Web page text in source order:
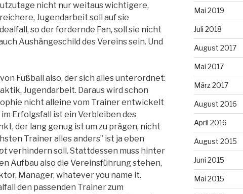
nicht nur weitaus wichtigere,
Jugendarbeit soll auf sie
so der fordernde Fan, soll sie nicht
Aushängeschild des Vereins sein. Und
Fußball also, der sich alles unterordnet:
Jugendarbeit. Daraus wird schon
nicht alleine vom Trainer entwickelt
Erfolgsfall ist ein Verbleiben des
der lang genug ist um zu prägen, nicht
Trainer alles anders” ist ja eben
verhindern soll. Stattdessen muss hinter
Aufbau also die Vereinsführung stehen,
Manager, whatever you name it.
den passenden Trainer zum
Mai 2019
Juli 2018
August 2017
Mai 2017
März 2017
August 2016
April 2016
August 2015
Juni 2015
Mai 2015